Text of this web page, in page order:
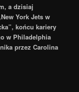
a dzisiaj
York Jets w
końcu kariery
w Philadelphia
przez Carolina